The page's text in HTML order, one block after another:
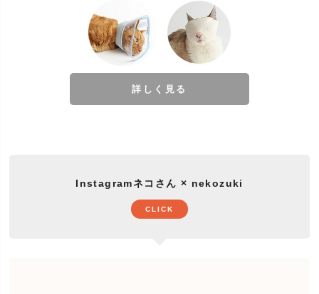
詳しく見る
Instagramネコさん × nekozuki
CLICK